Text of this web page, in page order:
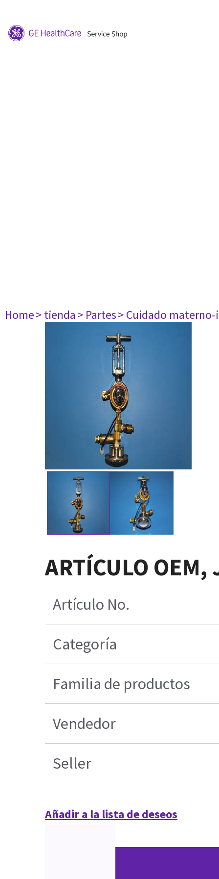
Home> tienda> Partes> Cuidado
ARTÍCULO OEM,
Artículo No.
Categoría
Familia de productos
Vendedor
Seller
Añadir a la lista de deseos